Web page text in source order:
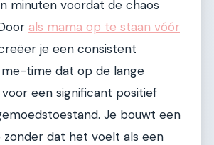
minuten voordat de chaos
als mama op te staan vóór
je een consistent
time dat op de lange
een significant positief
Je bouwt een
dat het voelt als een